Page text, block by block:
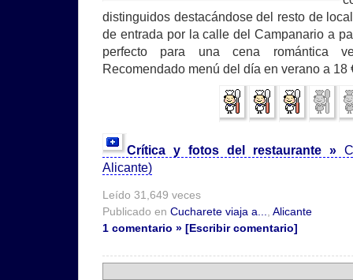
distinguidos destacándose del resto de
de entrada por la calle del Campanario a
perfecto para una cena romántica
Recomendado menú del día en verano a 18
Crítica y fotos del restaurante »
Alicante)
Leído 31,649 veces
Publicado en Cucharete viaja a...
Alicante
1 comentario » [Escribir comentario]